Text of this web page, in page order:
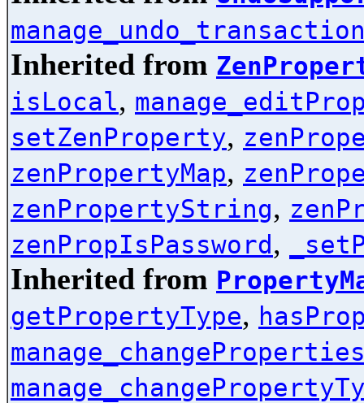
Inherited from
isLocal,
setZenProperty,
zenPropertyMap,
zenPropertyString,
zenPropIsPassword ,
Inherited from
getPropertyType,